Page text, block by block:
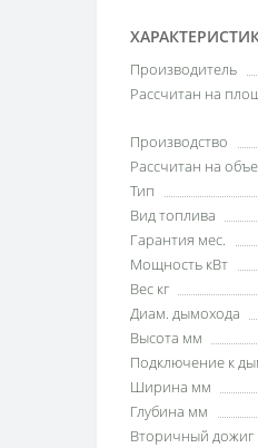
Производитель
Рассчитан на
Производство
Рассчитан на
Тип
Вид топлива
Гарантия мес.
Мощность кВт
Вес кг
Диам. дымохода
Высота мм
Подключение к
Ширина мм
Глубина мм
Вторичный дожиг